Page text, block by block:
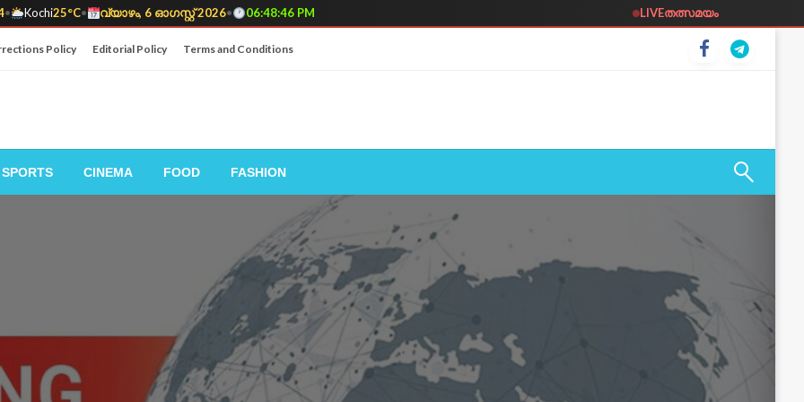
• Kochi25°C• വ്യാഴം, 6 ഓഗസ്റ്റ് 2026• 06:48:48 PM LIVEതത്സമയം
Policy Editorial Policy Terms and Conditions
SPORTS CINEMA FOOD FASHION